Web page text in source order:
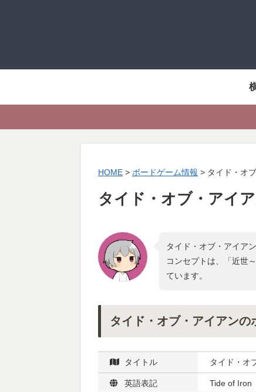
HOME > ボードゲーム情報 > タイド・オ
タイド・オブ・アイ
タイド・オブ・アイア
コンセプトは、「近世
ています。
タイド・オブ・アイアンの
タイトル タイド・オ
英語表記 Tide of Iron